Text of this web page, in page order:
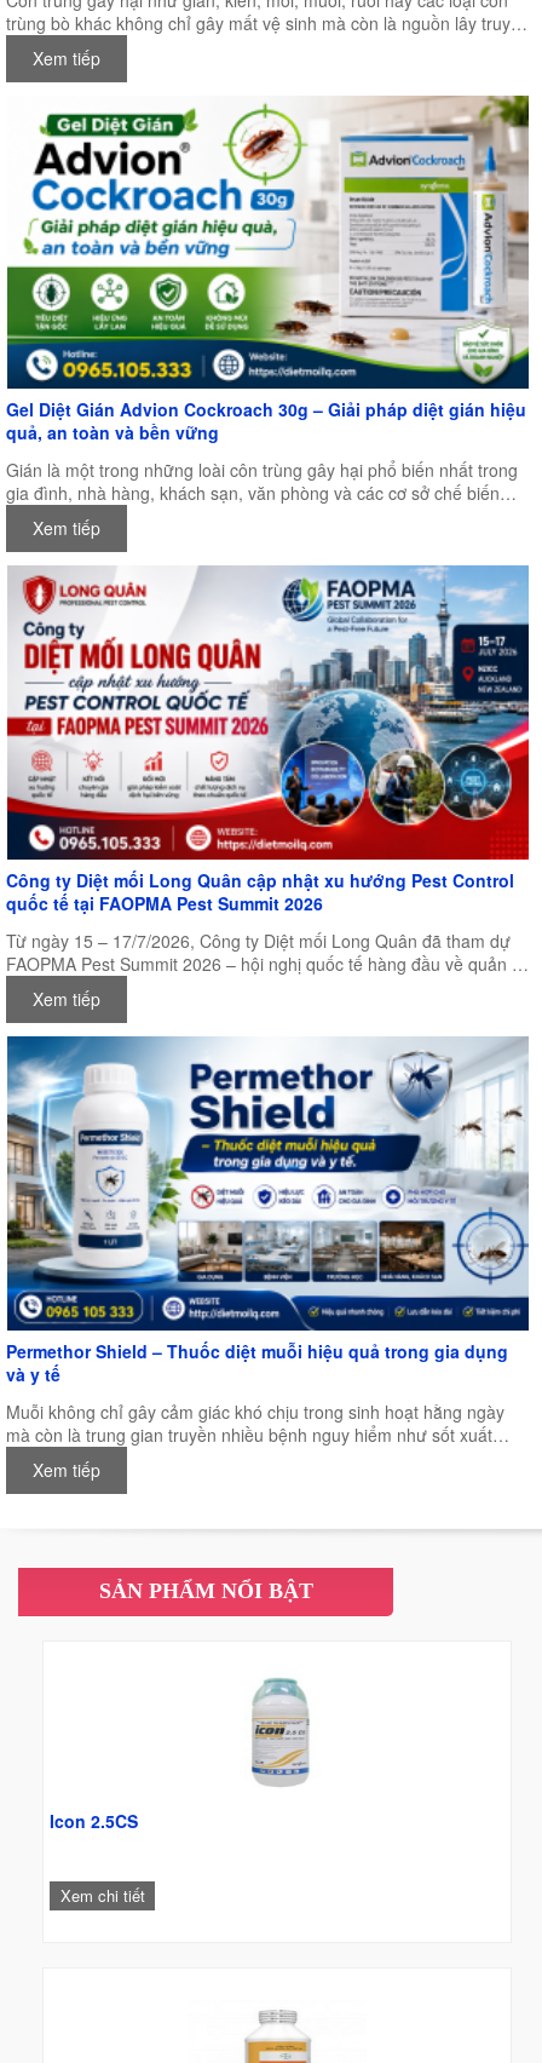
trùng bò khác không chỉ gây mất vệ sinh mà còn là nguồn lây truyền
nhiều bệnh nguy hiểm, ảnh hưởng trực tiếp đến sức khỏe con người
và hoạt động sản xuất kinh doanh. Chính vì vậy, việc lựa chọn một
loại thuốc diệt côn trùng chất lượng, an toàn và có hiệu quả lâu dài
là điều vô cùng quan trọng.
Xem tiếp
Gel Diệt Gián Advion Cockroach 30g – Giải pháp diệt gián hiệu
quả, an toàn và bền vững
Gián là một trong những loài côn trùng gây hại phổ biến nhất trong
gia đình, nhà hàng, khách sạn, văn phòng và các cơ sở chế biến
thực phẩm. Không chỉ gây mất vệ sinh, gián còn là vật trung gian
truyền nhiều loại vi khuẩn, nấm mốc và mầm bệnh nguy hiểm cho
con người. Chính vì vậy, việc lựa chọn một sản phẩm diệt gián hiệu
quả, an toàn và lâu dài luôn là mối quan tâm của nhiều người.
Xem tiếp
Công ty Diệt mối Long Quân cập nhật xu hướng Pest Control
quốc tế tại FAOPMA Pest Summit 2026
Từ ngày 15 – 17/7/2026, Công ty Diệt mối Long Quân đã tham dự
FAOPMA Pest Summit 2026 – hội nghị quốc tế hàng đầu về quản lý
và kiểm soát dịch hại khu vực Châu Á – Thái Bình Dương, được tổ
chức tại Trung tâm Hội nghị Quốc tế New Zealand (NZICC),
Auckland, New Zealand.
Xem tiếp
Permethor Shield – Thuốc diệt muỗi hiệu quả trong gia dụng
và y tế
Muỗi không chỉ gây cảm giác khó chịu trong sinh hoạt hằng ngày
mà còn là trung gian truyền nhiều bệnh nguy hiểm như sốt xuất
huyết, sốt rét, viêm não Nhật Bản, Zika và nhiều bệnh truyền nhiễm
khác. Đặc biệt trong điều kiện khí hậu nóng ẩm của Việt Nam, muỗi
càng trở nên cấp thiết.
Xem tiếp
SẢN PHẨM NỔI BẬT
Icon 2.5CS
Xem chi tiết